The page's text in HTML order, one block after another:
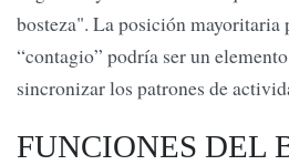
bosteza". La posición mayoritaria
“contagio” podría ser un
sincronizar los patrones de
FUNCIONES DEL